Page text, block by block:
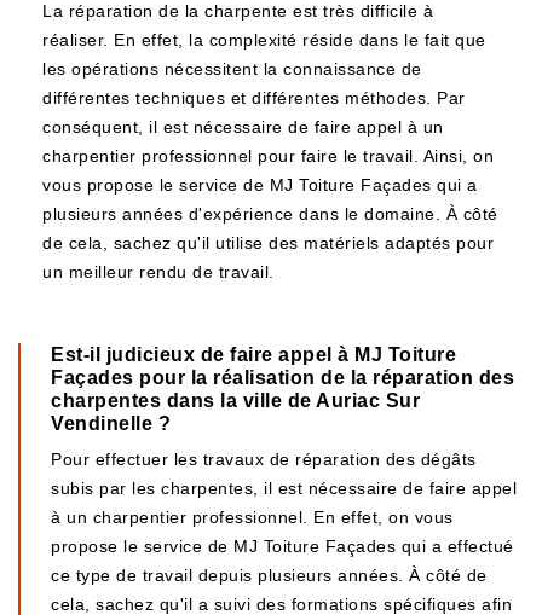
La réparation de la charpente est très difficile à
réaliser. En effet, la complexité réside dans le fait que
les opérations nécessitent la connaissance de
différentes techniques et différentes méthodes. Par
conséquent, il est nécessaire de faire appel à un
charpentier professionnel pour faire le travail. Ainsi, on
vous propose le service de MJ Toiture Façades qui a
plusieurs années d'expérience dans le domaine. À côté
de cela, sachez qu'il utilise des matériels adaptés pour
un meilleur rendu de travail.
Est-il judicieux de faire appel à MJ Toiture
Façades pour la réalisation de la réparation des
charpentes dans la ville de Auriac Sur
Vendinelle ?
Pour effectuer les travaux de réparation des dégâts
subis par les charpentes, il est nécessaire de faire appel
à un charpentier professionnel. En effet, on vous
propose le service de MJ Toiture Façades qui a effectué
ce type de travail depuis plusieurs années. À côté de
cela, sachez qu'il a suivi des formations spécifiques afin